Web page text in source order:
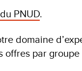
PNUD.
domaine
offres par